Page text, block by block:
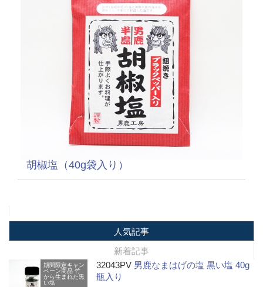
胡椒塩（40g袋入り）
人気記事
新着記事
期間限定キャン
ペーン商品 竹
から生まれた黒
い塩
32043PV 男鹿なまはげの塩 黒い塩 40g
瓶入り